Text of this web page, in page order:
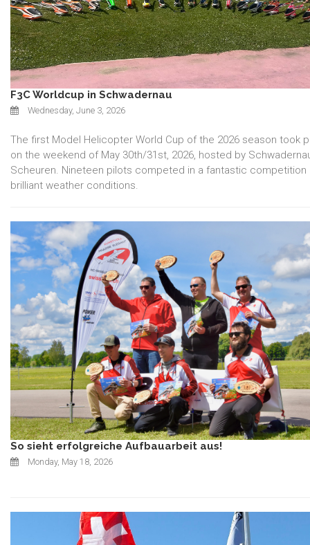
F3C Worldcup in Schwadernau
Wednesday, June 3, 2026
The first Model Helicopter World Cup of the 2026 season took
on the weekend of May 30th/31st, 2026, hosted by
Scheuren. Nineteen pilots competed in a fantastic competition
brilliant weather conditions.
So sieht erfolgreiche Aufbauarbeit aus!
Monday, May 18, 2026